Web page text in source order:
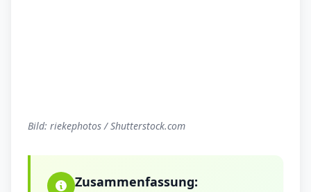
Bild: riekephotos / Shutterstock.com
Zusammenfassung: